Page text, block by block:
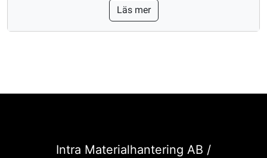
Läs mer
Intra Materialhantering AB /